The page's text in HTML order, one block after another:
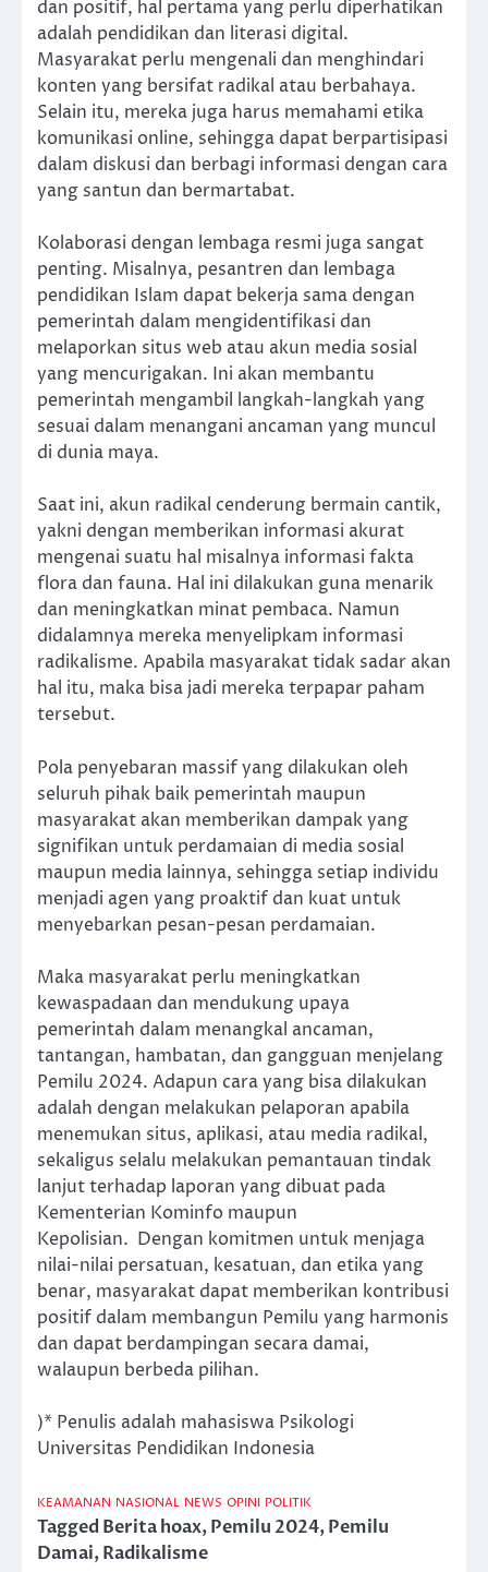
dan positif, hal pertama yang perlu diperhatikan
adalah pendidikan dan literasi digital.
Masyarakat perlu mengenali dan menghindari
konten yang bersifat radikal atau berbahaya.
Selain itu, mereka juga harus memahami etika
komunikasi online, sehingga dapat berpartisipasi
dalam diskusi dan berbagi informasi dengan cara
yang santun dan bermartabat.
Kolaborasi dengan lembaga resmi juga sangat
penting. Misalnya, pesantren dan lembaga
pendidikan Islam dapat bekerja sama dengan
pemerintah dalam mengidentifikasi dan
melaporkan situs web atau akun media sosial
yang mencurigakan. Ini akan membantu
pemerintah mengambil langkah-langkah yang
sesuai dalam menangani ancaman yang muncul
di dunia maya.
Saat ini, akun radikal cenderung bermain cantik,
yakni dengan memberikan informasi akurat
mengenai suatu hal misalnya informasi fakta
flora dan fauna. Hal ini dilakukan guna menarik
dan meningkatkan minat pembaca. Namun
didalamnya mereka menyelipkam informasi
radikalisme. Apabila masyarakat tidak sadar akan
hal itu, maka bisa jadi mereka terpapar paham
tersebut.
Pola penyebaran massif yang dilakukan oleh
seluruh pihak baik pemerintah maupun
masyarakat akan memberikan dampak yang
signifikan untuk perdamaian di media sosial
maupun media lainnya, sehingga setiap individu
menjadi agen yang proaktif dan kuat untuk
menyebarkan pesan-pesan perdamaian.
Maka masyarakat perlu meningkatkan
kewaspadaan dan mendukung upaya
pemerintah dalam menangkal ancaman,
tantangan, hambatan, dan gangguan menjelang
Pemilu 2024. Adapun cara yang bisa dilakukan
adalah dengan melakukan pelaporan apabila
menemukan situs, aplikasi, atau media radikal,
sekaligus selalu melakukan pemantauan tindak
lanjut terhadap laporan yang dibuat pada
Kementerian Kominfo maupun
Kepolisian. Dengan komitmen untuk menjaga
nilai-nilai persatuan, kesatuan, dan etika yang
benar, masyarakat dapat memberikan kontribusi
positif dalam membangun Pemilu yang harmonis
dan dapat berdampingan secara damai,
walaupun berbeda pilihan.
)* Penulis adalah mahasiswa Psikologi
Universitas Pendidikan Indonesia
KEAMANAN NASIONAL NEWS OPINI POLITIK
TaggedBerita hoax,Pemilu 2024,Pemilu
Damai,Radikalisme